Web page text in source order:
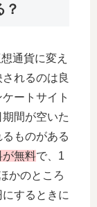
？
通貨に変え
れるのは良
ートサイト
間が空いた
るものがある
が無料で、1
かのところ
するときに